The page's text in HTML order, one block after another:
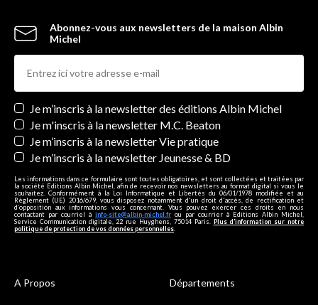
Abonnez-vous aux newsletters de la maison Albin
Michel
Newsletters
Je m’inscris à la newsletter des éditions Albin Michel
Je m'inscris à la newsletter M.C. Beaton
Je m’inscris à la newsletter Vie pratique
Je m’inscris à la newsletter Jeunesse & BD
Les informations dans ce formulaire sont toutes obligatoires, et sont collectées et traitées par
la société Editions Albin Michel, afin de recevoir nos newsletters au format digital si vous le
souhaitez. Conformément à la Loi Informatique et Libertés du 06/01/1978 modifiée et au
Règlement (UE) 2016/679, vous disposez notamment d'un droit d'accès, de rectification et
d’opposition aux informations vous concernant. Vous pouvez exercer ces droits en nous
contactant par courriel à info-site@albin-michel.fr ou par courrier à Editions Albin Michel,
Service Communication digitale, 22 rue Huyghens, 75014 Paris. Plus d’information sur notre
politique de protection de vos données personnelles
A Propos Départements